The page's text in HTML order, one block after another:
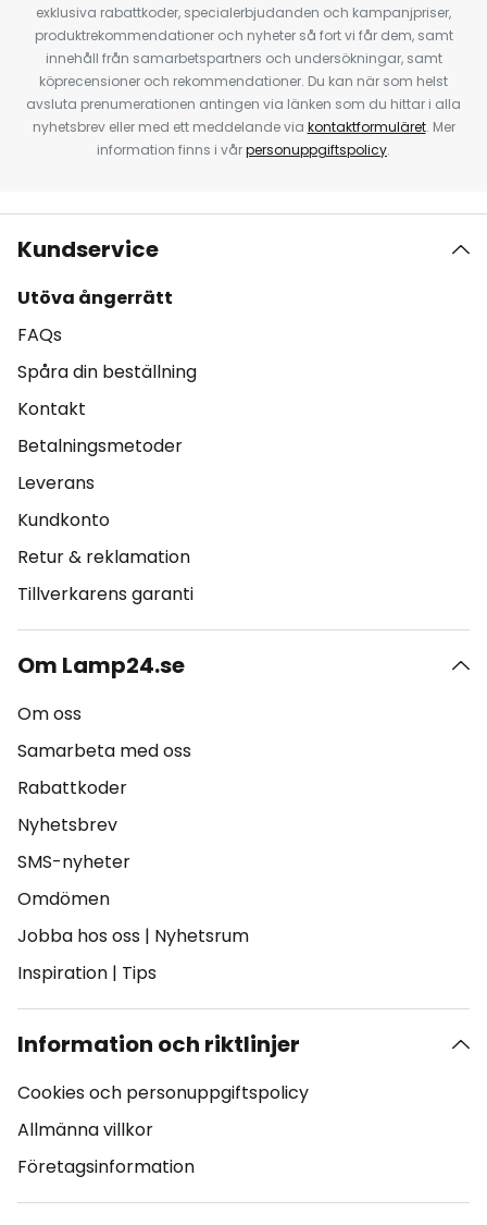
exklusiva rabattkoder, specialerbjudanden och kampanjpriser,
produktrekommendationer och nyheter så fort vi får dem, samt
innehåll från samarbetspartners och undersökningar, samt
köprecensioner och rekommendationer. Du kan när som helst
avsluta prenumerationen antingen via länken som du hittar i alla
nyhetsbrev eller med ett meddelande via kontaktformuläret. Mer
information finns i vårpersonuppgiftspolicy.
Kundservice
Utöva ångerrätt
FAQs
Spåra din beställning
Kontakt
Betalningsmetoder
Leverans
Kundkonto
Retur & reklamation
Tillverkarens garanti
Om Lamp24.se
Om oss
Samarbeta med oss
Rabattkoder
Nyhetsbrev
SMS-nyheter
Omdömen
Jobba hos oss | Nyhetsrum
Inspiration | Tips
Information och riktlinjer
Cookies och personuppgiftspolicy
Allmänna villkor
Företagsinformation